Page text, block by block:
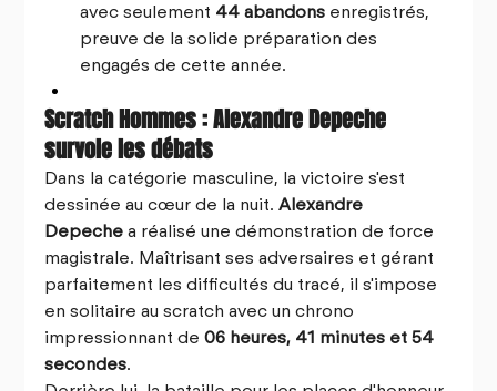
avec seulement 44 abandons enregistrés,
preuve de la solide préparation des
engagés de cette année.
Scratch Hommes : Alexandre Depeche
survole les débats
Dans la catégorie masculine, la victoire s'est
dessinée au cœur de la nuit. Alexandre
Depeche a réalisé une démonstration de force
magistrale. Maîtrisant ses adversaires et gérant
parfaitement les difficultés du tracé, il s'impose
en solitaire au scratch avec un chrono
impressionnant de 06 heures, 41 minutes et 54
secondes.